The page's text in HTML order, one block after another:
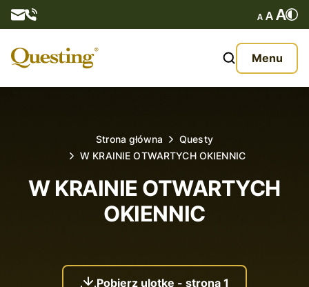
Menu
O nas
Aktualności
Kontakt
Strona główna
Questy
W KRAINIE OTWARTYCH OKIENNIC
W KRAINIE OTWARTYCH
OKIENNIC
Pobierz ulotkę - strona 1